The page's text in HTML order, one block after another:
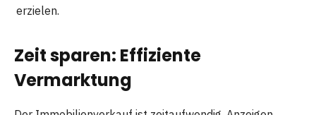
erzielen.
Zeit sparen: Effiziente
Vermarktung